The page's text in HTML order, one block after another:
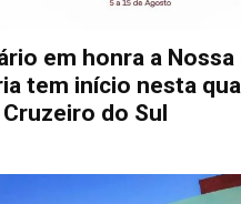
em honra a Nossa
tem início nesta
do Sul